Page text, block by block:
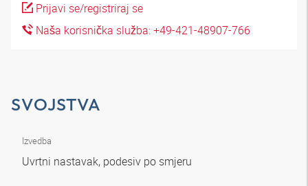
Prijavi se/registriraj se
Naša korisnička služba: +49-421-48907-766
SVOJSTVA
Izvedba
Uvrtni nastavak, podesiv po smjeru